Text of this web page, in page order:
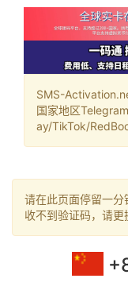
SMS-
国家地区
ay/TikTok/
请在此页面停留一
收不到验证码，请更